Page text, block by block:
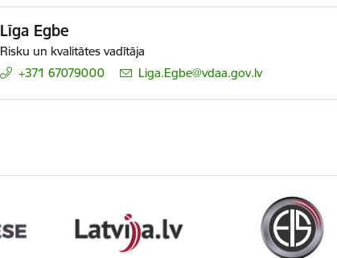
Līga Egbe
Risku un kvalitātes vadītāja
+371 67079000
E-pasts:
Liga.Egbe@vdaa.gov.lv